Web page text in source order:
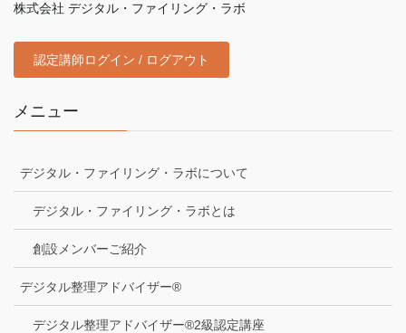
株式会社 デジタル・ファイリング・ラボ
認定講師ログイン / ログアウト
メニュー
デジタル・ファイリング・ラボについて
デジタル・ファイリング・ラボとは
創設メンバーご紹介
デジタル整理アドバイザー®
デジタル整理アドバイザー®2級認定講座